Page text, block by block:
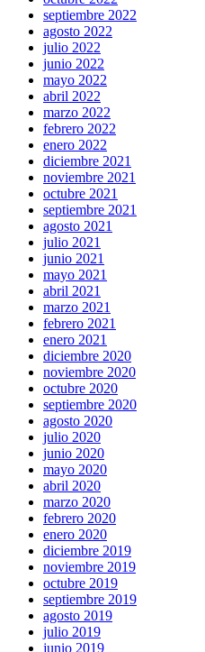
septiembre 2022
agosto 2022
julio 2022
junio 2022
mayo 2022
abril 2022
marzo 2022
febrero 2022
enero 2022
diciembre 2021
noviembre 2021
octubre 2021
septiembre 2021
agosto 2021
julio 2021
junio 2021
mayo 2021
abril 2021
marzo 2021
febrero 2021
enero 2021
diciembre 2020
noviembre 2020
octubre 2020
septiembre 2020
agosto 2020
julio 2020
junio 2020
mayo 2020
abril 2020
marzo 2020
febrero 2020
enero 2020
diciembre 2019
noviembre 2019
octubre 2019
septiembre 2019
agosto 2019
julio 2019
junio 2019